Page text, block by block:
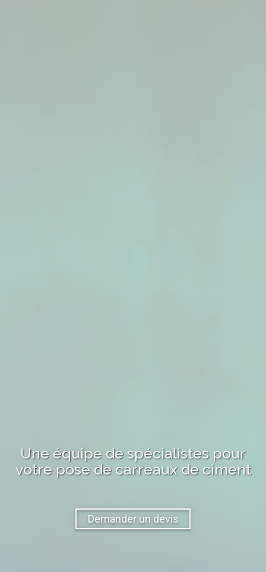
Une équipe de spécialistes pour
votre pose de carreaux de ciment
Demander un devis